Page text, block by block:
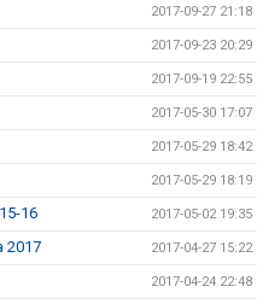
2017-09-27 21:18
2017-09-23 20:29
2017-09-19 22:55
2017-05-30 17:07
2017-05-29 18:42
2017-05-29 18:19
16 2017-05-02 19:35
2017 2017-04-27 15:22
2017-04-24 22:48